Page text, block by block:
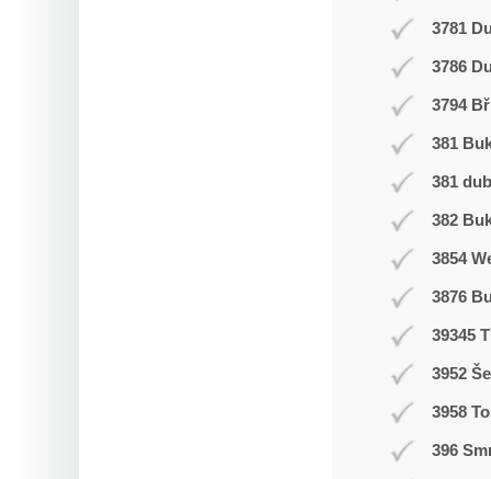
3781
3786
3794
381
381 dub
382
3854
3876
39345
3952
3958
396